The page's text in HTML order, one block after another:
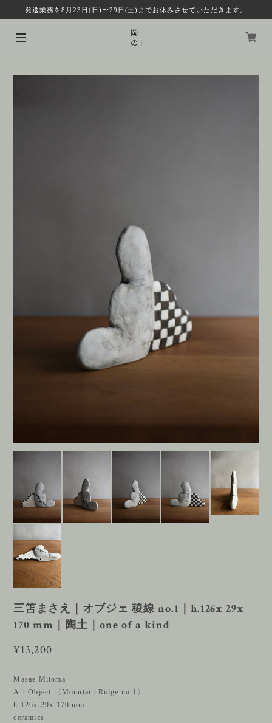
発送業務を8月23日(日)〜29日(土)までお休みさせていただきます。
三笘まさえ｜オブジェ 稜線 no.1｜h.126x 29x
170 mm｜陶土｜one of a kind
¥13,200
Masae Mitoma
Art Object 〈Mountain Ridge no.1〉
h.126x 29x 170 mm
ceramics